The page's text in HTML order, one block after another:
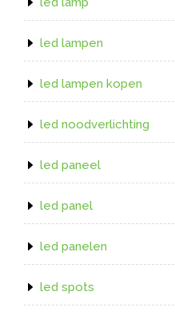
led lampen
led lampen kopen
led noodverlichting
led paneel
led panel
led panelen
led spots